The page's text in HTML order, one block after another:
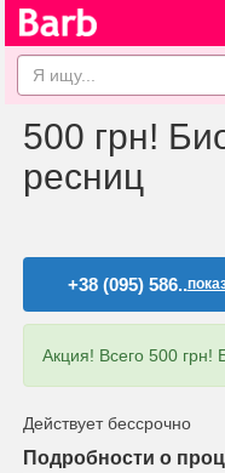
500 грн!
ресниц
+38 (095) 586..
Акция! Всего 500 грн!
Действует бессрочно
Подробности о